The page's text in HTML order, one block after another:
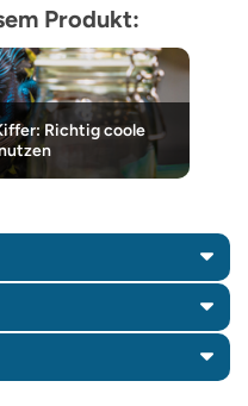
Produkt:
Richtig coole